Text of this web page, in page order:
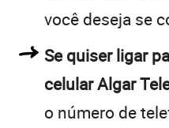
você deseja se
Se quiser ligar
celular Algar
o número de